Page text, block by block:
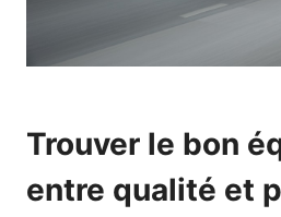
Trouver le bon
entre qualité et